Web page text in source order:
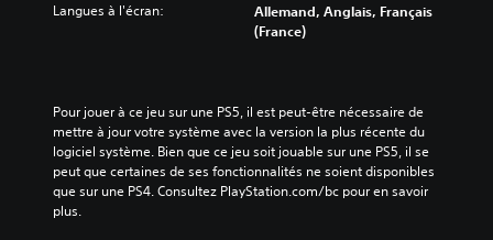
d
t
s
u
r
Langues à l'écran:
Allemand, Anglais, Français
(France)
Pour jouer à ce jeu sur une PS5, il est peut-être nécessaire de
mettre à jour votre système avec la version la plus récente du
logiciel système. Bien que ce jeu soit jouable sur une PS5, il se
peut que certaines de ses fonctionnalités ne soient disponibles
que sur une PS4. Consultez PlayStation.com/bc pour en savoir
plus.